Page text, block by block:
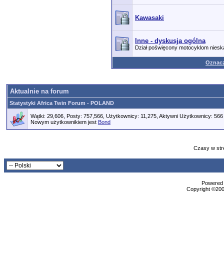
Kawasaki
Inne - dyskusja ogólna
Dział poświęcony motocyklom
Aktualnie na forum
Statystyki Africa Twin Forum - POLAND
Wątki: 29,606, Posty: 757,566, Użytkownicy: 11,275, Aktywni Użytkownicy: 566
Nowym użytkownikiem jest Bond
Czasy w
Copyright